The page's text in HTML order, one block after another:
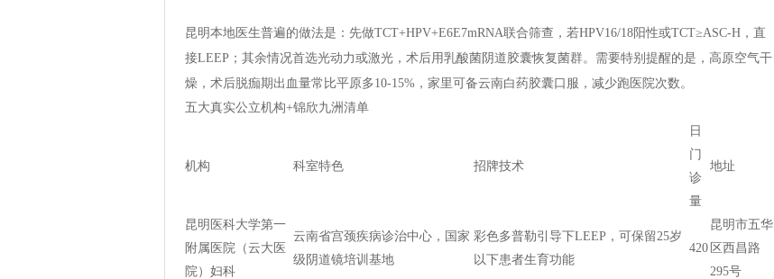
昆明本地医生普遍的做法是：先做TCT+HPV+E6E7mRNA联合筛查，若HPV16/18阳性或TCT≥ASC-H，直
接LEEP；其余情况首选光动力或激光，术后用乳酸菌阴道胶囊恢复菌群。需要特别提醒的是，高原空气干
燥，术后脱痂期出血量常比平原多10-15%，家里可备云南白药胶囊口服，减少跑医院次数。
五大真实公立机构+锦欣九洲清单
机构 科室特色 招牌技术
日
门
诊
量
地址
昆明医科大学第一
附属医院（云大医
院）妇科
云南省宫颈疾病诊治中心，国家
级阴道镜培训基地
彩色多普勒引导下LEEP，可保留25岁
以下患者生育功能
420
昆明市五华
区西昌路
295号